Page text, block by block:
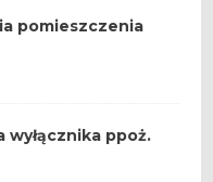
pomieszczenia
wyłącznika ppoż.